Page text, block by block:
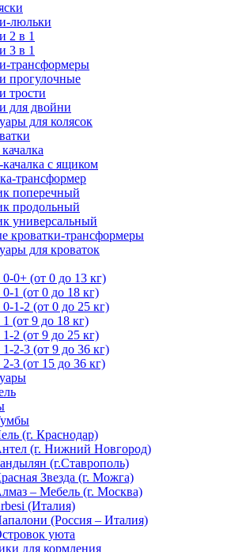
люльки
2 в 1
3 в 1
трансформеры
прогулочные
трости
для двойни
для колясок
качалка с ящиком
трансформер
поперечный
продольный
универсальный
кроватки-трансформеры
для кроваток
0+ (от 0 до 13 кг)
1 (от 0 до 18 кг)
1-2 (от 0 до 25 кг)
(от 9 до 18 кг)
2 (от 9 до 25 кг)
2-3 (от 9 до 36 кг)
3 (от 15 до 36 кг)
(г. Краснодар)
(г. Нижний Новгород)
(г.Ставрополь)
Звезда (г. Можга)
– Мебель (г. Москва)
(Италия)
(Россия – Италия)
уюта
для кормления